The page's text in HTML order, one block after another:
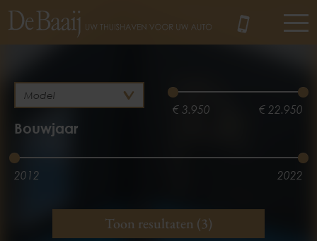
€ 3.950 € 22.950
Bouwjaar
2012 2022
Toon resultaten (3)